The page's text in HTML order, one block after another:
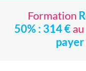
Formation
50% : 314 €